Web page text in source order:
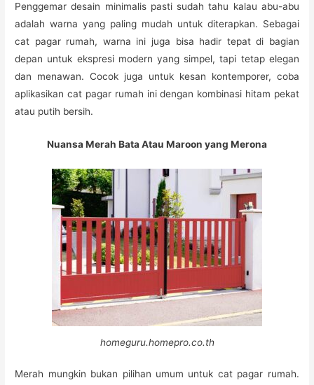
Penggemar desain minimalis pasti sudah tahu kalau abu-abu
adalah warna yang paling mudah untuk diterapkan. Sebagai
cat pagar rumah, warna ini juga bisa hadir tepat di bagian
depan untuk ekspresi modern yang simpel, tapi tetap elegan
dan menawan. Cocok juga untuk kesan kontemporer, coba
aplikasikan cat pagar rumah ini dengan kombinasi hitam pekat
atau putih bersih.
Nuansa Merah Bata Atau Maroon yang Merona
homeguru.homepro.co.th
Merah mungkin bukan pilihan umum untuk cat pagar rumah.